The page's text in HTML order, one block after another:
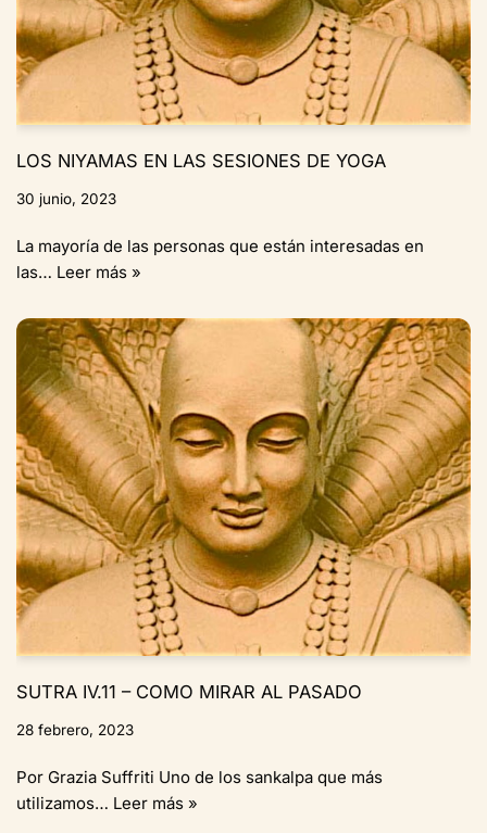
LOS NIYAMAS EN LAS SESIONES DE YOGA
30 junio, 2023
La mayoría de las personas que están interesadas en
las… Leer más »
SUTRA IV.11 – COMO MIRAR AL PASADO
28 febrero, 2023
Por Grazia Suffriti Uno de los sankalpa que más
utilizamos… Leer más »